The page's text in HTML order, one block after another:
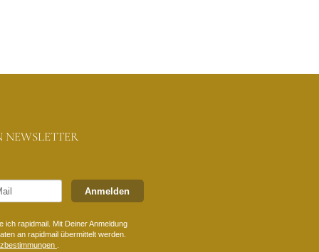
Anmelden
rapidmail. Mit Deiner Anmeldung
an rapidmail übermittelt werden.